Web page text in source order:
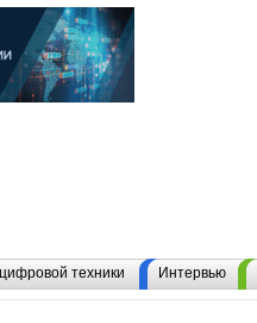
техники Интервью